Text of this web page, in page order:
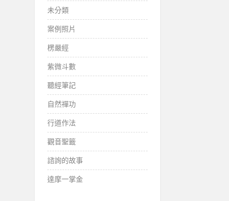
未分類
案例照片
楞嚴經
紫微斗數
聽經筆記
自然禪功
行道作法
觀音聖籤
諮詢的故事
達摩一掌金